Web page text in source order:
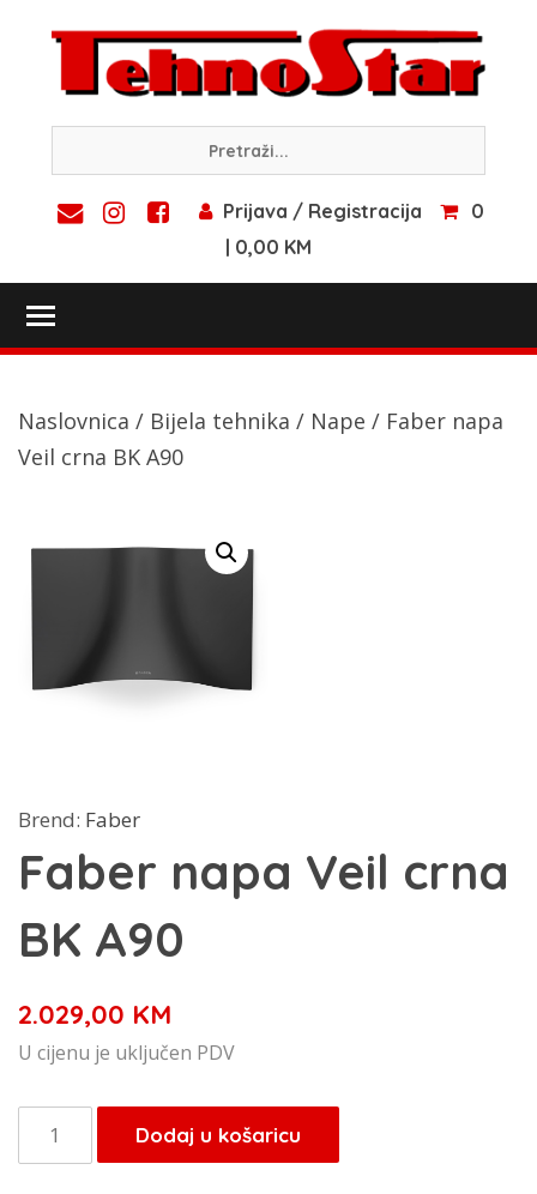
content
Prijava / Registracija
0
| 0,00 KM
Naslovnica / Bijela tehnika / Nape / Faber napa
Veil crna BK A90
Brend: Faber
Faber napa Veil crna
BK A90
2.029,00 KM
U cijenu je uključen PDV
Faber
napa
Dodaj u košaricu